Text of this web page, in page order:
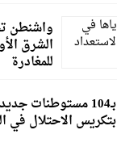
واشنطن
الشرق
للمغادرة
بـ104 مستوطنات
بتكريس الاحتلال في